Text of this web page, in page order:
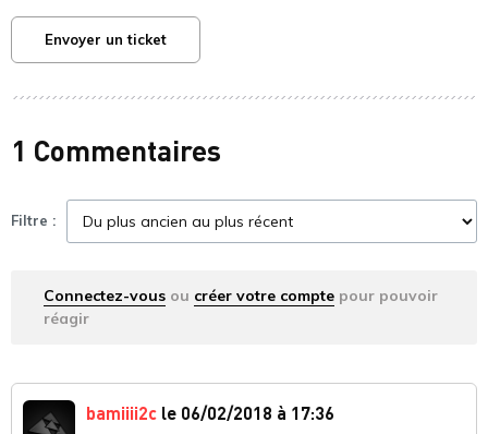
Envoyer un ticket
1 Commentaires
Filtre :
Connectez-vous ou créer votre compte pour pouvoir
réagir
bamiiii2c le 06/02/2018 à 17:36